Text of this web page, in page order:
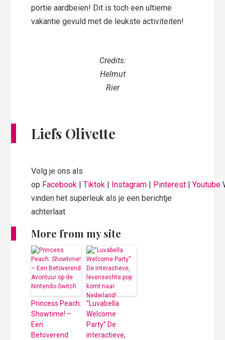
portie aardbeien! Dit is toch een ultieme
vakantie gevuld met de leukste activiteiten!
Credits:
Helmut
Rier
Liefs Olivette
Volg je ons als
op Facebook |Tiktok Instagram Pinterest |Youtube
vinden het superleuk als je een berichtje
achterlaat
More from my site
Princess Peach:
Showtime! –
Een
Betoverend
“Luvabella
Welcome
Party” De
interactieve,